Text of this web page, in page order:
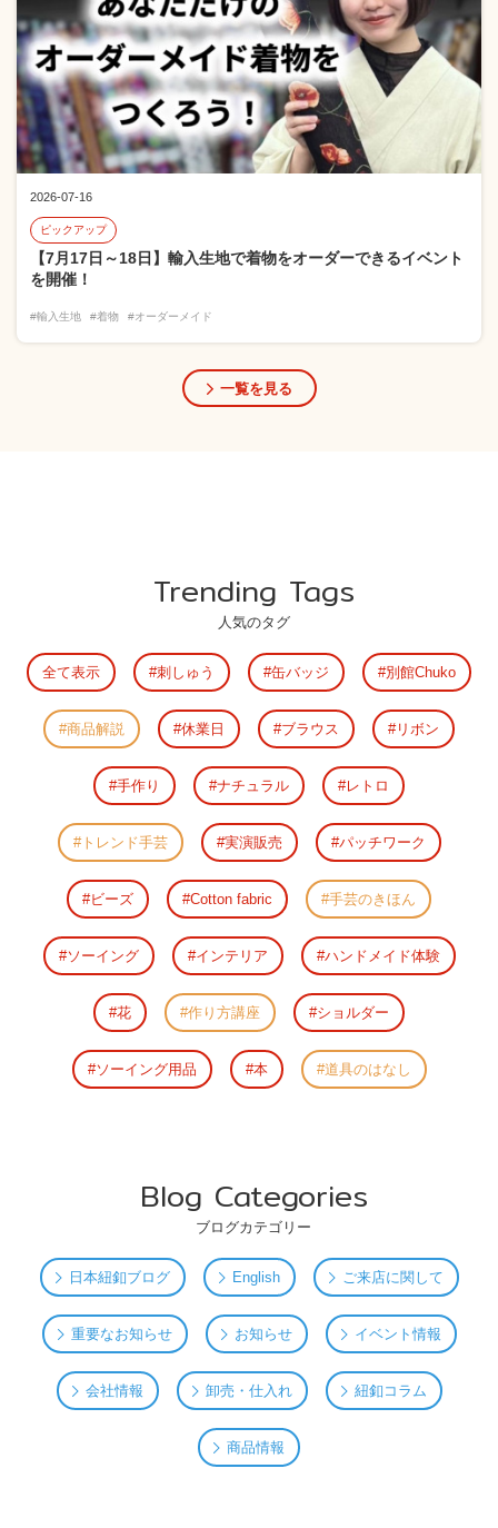
2026-07-16
ピックアップ
【7月17日～18日】輸入生地で着物をオーダーできるイベント
を開催！
#輸入生地 #着物 #オーダーメイド
一覧を見る
Trending Tags
人気のタグ
全て表示 刺しゅう 缶バッジ 別館Chuko
商品解説 休業日 ブラウス リボン
手作り ナチュラル レトロ
トレンド手芸 実演販売 パッチワーク
ビーズ Cotton fabric 手芸のきほん
ソーイング インテリア ハンドメイド体験
花 作り方講座 ショルダー
ソーイング用品 本 道具のはなし
Blog Categories
ブログカテゴリー
日本紐釦ブログ English ご来店に関して
重要なお知らせ お知らせ イベント情報
会社情報 卸売・仕入れ 紐釦コラム
商品情報